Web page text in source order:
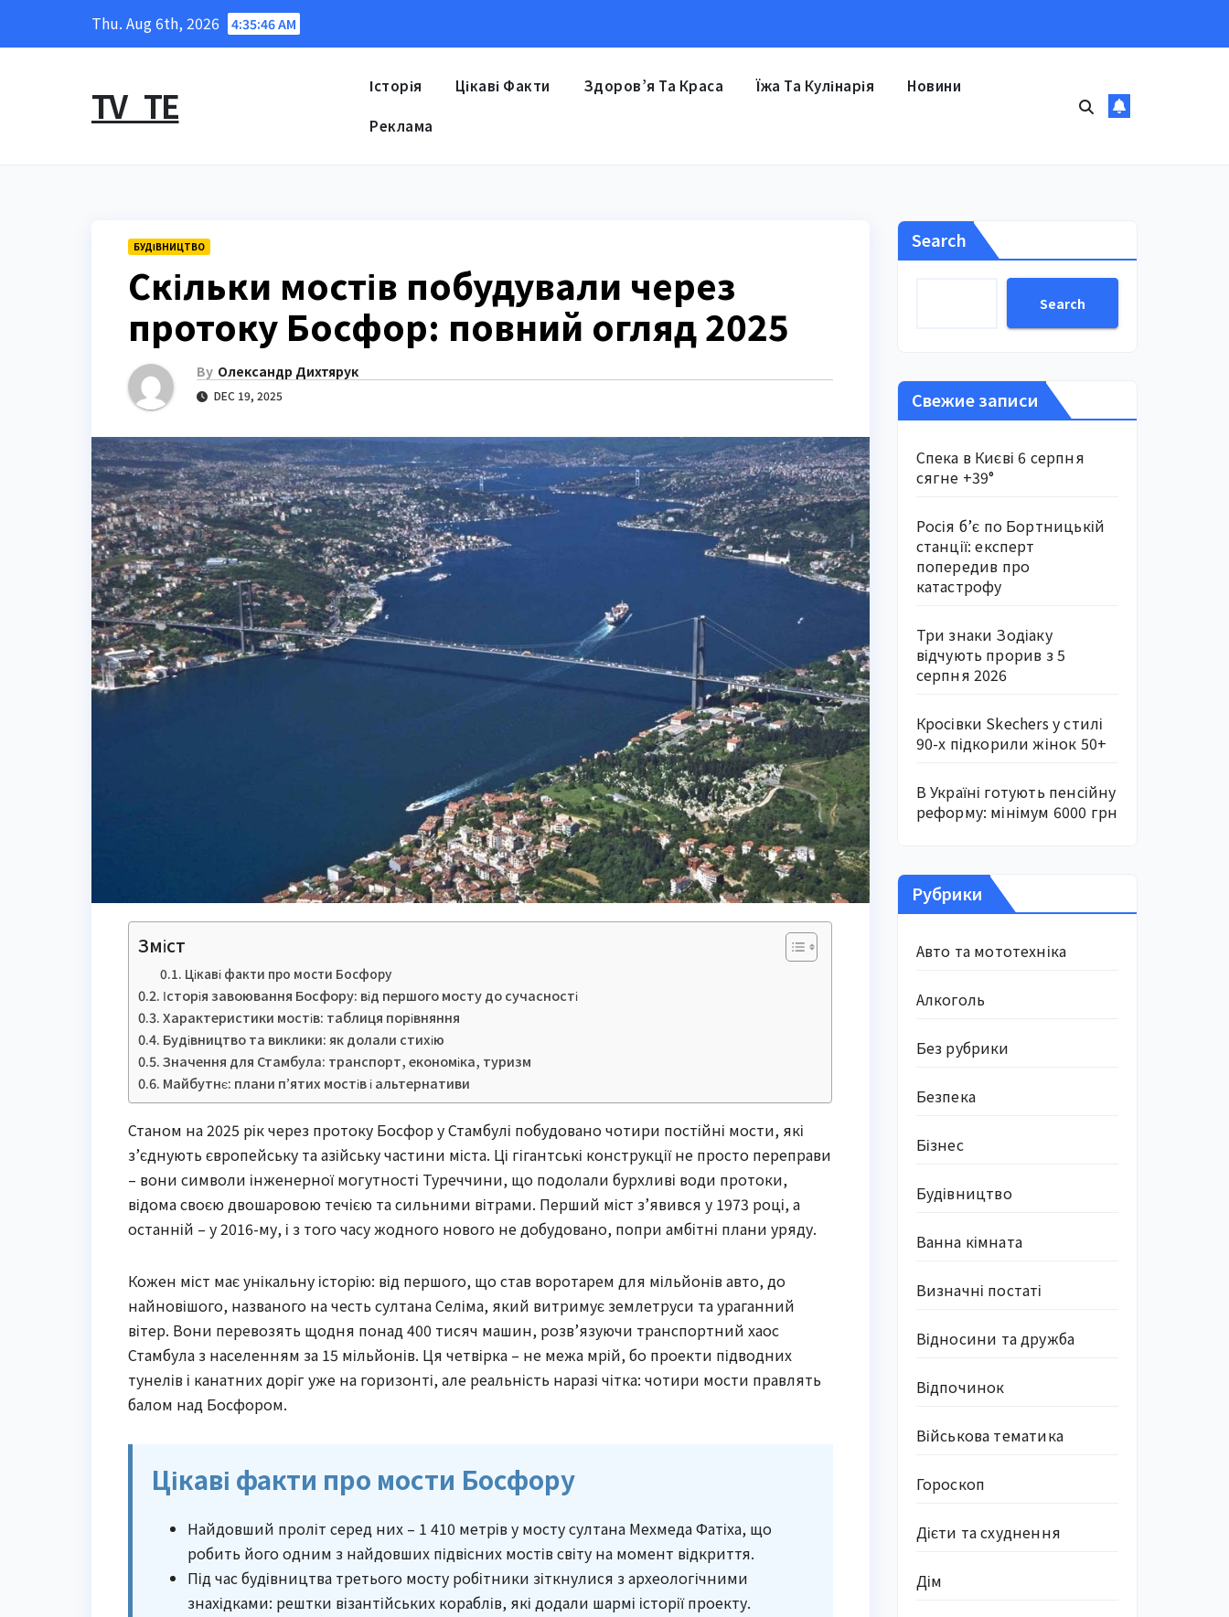
Thu. Aug 6th, 2026 4:35:47 AM
TV_TE Історія Цікаві Факти Здоров’я Та Краса Їжа Та Кулінарія Новини
Реклама
БУДІВНИЦТВО
Скільки мостів побудували через
протоку Босфор: повний огляд 2025
By Олександр Дихтярук
DEC 19, 2025
Зміст
Цікаві факти про мости Босфору
Історія завоювання Босфору: від першого мосту до сучасності
Характеристики мостів: таблиця порівняння
Будівництво та виклики: як долали стихію
Значення для Стамбула: транспорт, економіка, туризм
Майбутнє: плани п’ятих мостів і альтернативи
Станом на 2025 рік через протоку Босфор у Стамбулі побудовано чотири постійні мости, які
з’єднують європейську та азійську частини міста. Ці гігантські конструкції не просто переправи
– вони символи інженерної могутності Туреччини, що подолали бурхливі води протоки,
відома своєю двошаровою течією та сильними вітрами. Перший міст з’явився у 1973 році, а
останній – у 2016-му, і з того часу жодного нового не добудовано, попри амбітні плани уряду.
Кожен міст має унікальну історію: від першого, що став воротарем для мільйонів авто, до
найновішого, названого на честь султана Селіма, який витримує землетруси та ураганний
вітер. Вони перевозять щодня понад 400 тисяч машин, розв’язуючи транспортний хаос
Стамбула з населенням за 15 мільйонів. Ця четвірка – не межа мрій, бо проекти підводних
тунелів і канатних доріг уже на горизонті, але реальність наразі чітка: чотири мости правлять
балом над Босфором.
Цікаві факти про мости Босфору
Найдовший проліт серед них – 1 410 метрів у мосту султана Мехмеда Фатіха, що
робить його одним з найдовших підвісних мостів світу на момент відкриття.
Під час будівництва третього мосту робітники зіткнулися з археологічними
знахідками: рештки візантійських кораблів, які додали шармі історії проекту.
Search
Search
Свежие записи
Спека в Києві 6 серпня
сягне +39°
Росія б’є по Бортницькій
станції: експерт
попередив про
катастрофу
Три знаки Зодіаку
відчують прорив з 5
серпня 2026
Кросівки Skechers у стилі
90-х підкорили жінок 50+
В Україні готують пенсійну
реформу: мінімум 6000 грн
Рубрики
Авто та мототехніка
Алкоголь
Без рубрики
Безпека
Бізнес
Будівництво
Ванна кімната
Визначні постаті
Відносини та дружба
Відпочинок
Військова тематика
Гороскоп
Дієти та схуднення
Дім